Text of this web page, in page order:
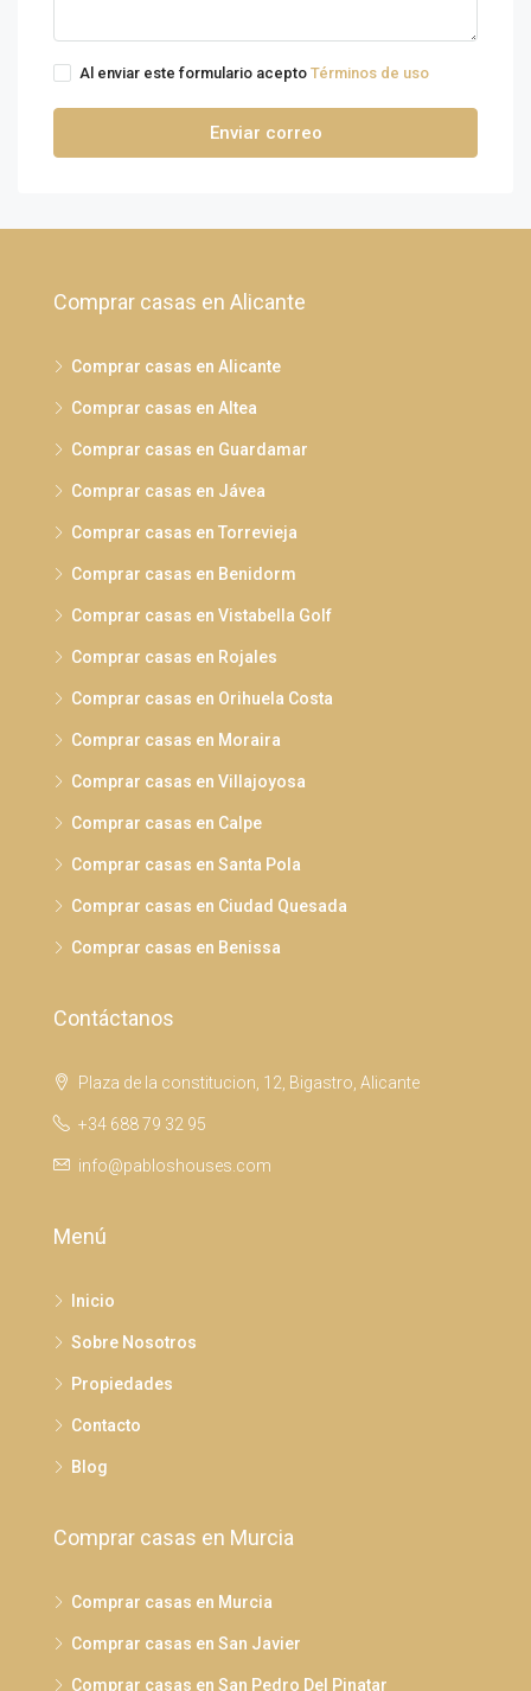
Al enviar este formulario acepto Términos de uso
Enviar correo
Comprar casas en Alicante
Comprar casas en Alicante
Comprar casas en Altea
Comprar casas en Guardamar
Comprar casas en Jávea
Comprar casas en Torrevieja
Comprar casas en Benidorm
Comprar casas en Vistabella Golf
Comprar casas en Rojales
Comprar casas en Orihuela Costa
Comprar casas en Moraira
Comprar casas en Villajoyosa
Comprar casas en Calpe
Comprar casas en Santa Pola
Comprar casas en Ciudad Quesada
Comprar casas en Benissa
Contáctanos
Plaza de la constitucion, 12, Bigastro, Alicante
+34 688 79 32 95
info@pabloshouses.com
Menú
Inicio
Sobre Nosotros
Propiedades
Contacto
Blog
Comprar casas en Murcia
Comprar casas en Murcia
Comprar casas en San Javier
Comprar casas en San Pedro Del Pinatar